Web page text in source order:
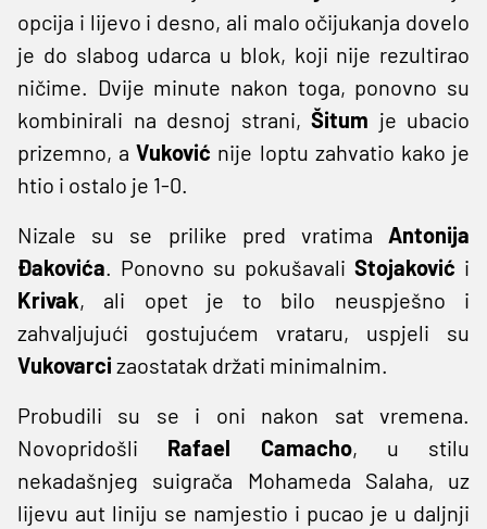
opcija i lijevo i desno, ali malo očijukanja dovelo
je do slabog udarca u blok, koji nije rezultirao
ničime. Dvije minute nakon toga, ponovno su
kombinirali na desnoj strani, Šitum je ubacio
prizemno, aVuković nije loptu zahvatio kako je
htio i ostalo je 1-0.
Nizale su se prilike pred vratima Antonija
Đakovića. Ponovno su pokušavali Stojaković i
Krivak, ali opet je to bilo neuspješno i
zahvaljujući gostujućem vrataru, uspjeli su
Vukovarci zaostatak držati minimalnim.
Probudili su se i oni nakon sat vremena.
Novopridošli Rafael Camacho, u stilu
nekadašnjeg suigrača Mohameda Salaha, uz
lijevu aut liniju se namjestio i pucao je u daljnji